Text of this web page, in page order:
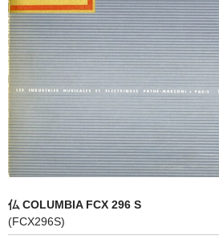
声楽曲
合唱
オペラ
歌曲
古楽曲
PICK UP
仏 COLUMBIA FCX 296 S
(FCX296S)